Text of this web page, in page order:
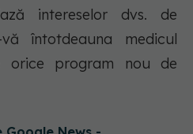
intereselor dvs. de
vă întotdeauna medicul
orice program nou de